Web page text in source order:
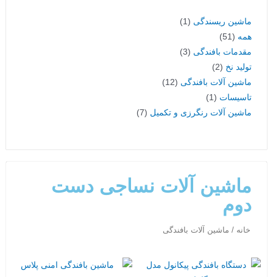
ماشین ریسندگی
1
همه
51
مقدمات بافندگی
3
تولید نخ
2
ماشین آلات بافندگی
12
تاسیسات
1
ماشین آلات رنگرزی و تکمیل
7
ماشین آلات نساجی دست
دوم
خانه / ماشین آلات بافندگی